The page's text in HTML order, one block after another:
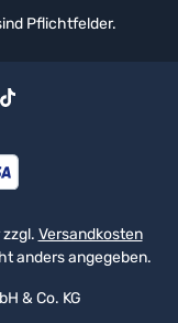
Pflichtfelder.
& Co. KG
Versandkosten
anders angegeben.